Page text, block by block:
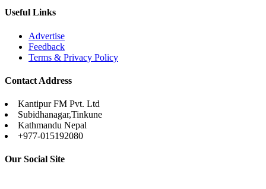
Useful Links
Advertise
Feedback
Terms & Privacy Policy
Contact Address
Kantipur FM Pvt. Ltd
Subidhanagar,Tinkune
Kathmandu Nepal
+977-015192080
Our Social Site